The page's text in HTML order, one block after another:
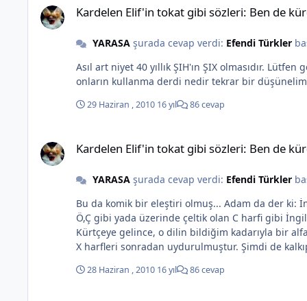
Kardelen Elif'in tokat gibi sözleri: Ben de
YARASAşurada cevap verdi: Efendi Türkler
Asıl art niyet 40 yıllık ŞIH'ın ŞIX olmasıdır. Lütfen görelim! Kanda ayrılıkcılık olunca H'ler de X olur KS'ler de... Arkadaşım hala anlamadın sanırım. Bizlerin kullanma derdi nedir,
onların kullanma derdi nedir tekrar bir
29 Haziran , 2010 16 yıl 86 cevap
Kardelen Elif'in tokat gibi sözleri: Ben de
YARASAşurada cevap verdi: Efendi Türkler
Bu da komik bir eleştiri olmuş... Adam da der ki: İnternet'de senin, bizim dilimiz değil, evrensel olarak kabul edilen ve bizim de ettiğimiz İngilizce dili kullanılır. Bu nedenle
Ö,Ç gibi yada üzerinde çeltik olan C harfi gibi İngilizce harfler dışında karakterler
Kürtçeye gelince, o dilin bildiğim kadarıyla bir
28 Haziran , 2010 16 yıl 86 cevap